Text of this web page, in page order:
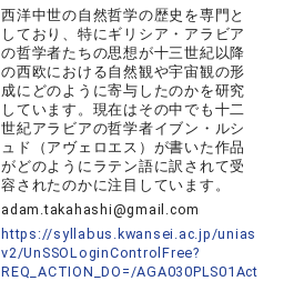
西洋中世の自然哲学の歴史を専門と
しており、特にギリシア・アラビア
の哲学者たちの思想が十三世紀以降
の西欧における自然観や宇宙観の形
成にどのように寄与したのかを研究
しています。現在はその中でも十二
世紀アラビアの哲学者イブン・ルシ
ュド（アヴェロエス）が書いた作品
がどのようにラテン語に訳されて受
容されたのかに注目しています。
adam.takahashi@gmail.com
https://syllabus.kwansei.ac.jp/unias
v2/UnSSOLoginControlFree?
REQ_ACTION_DO=/AGA030PLS01Act